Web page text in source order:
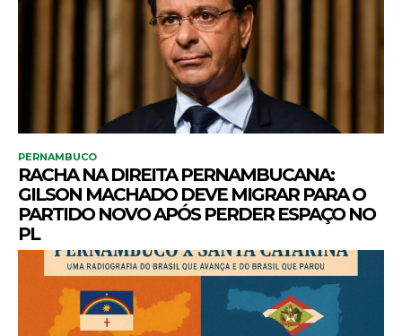
PERNAMBUCO
RACHA NA DIREITA PERNAMBUCANA:
GILSON MACHADO DEVE MIGRAR PARA O
PARTIDO NOVO APÓS PERDER ESPAÇO NO
PL